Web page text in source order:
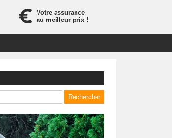
Votre assurance
au meilleur prix !